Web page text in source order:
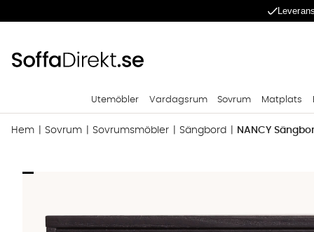
Utemöbler Vardagsrum Sovrum Matplats
Hem Sovrum Sovrumsmöbler Sängbord NANCY